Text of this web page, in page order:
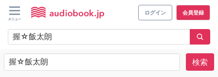
ログイン 会員登録
検索